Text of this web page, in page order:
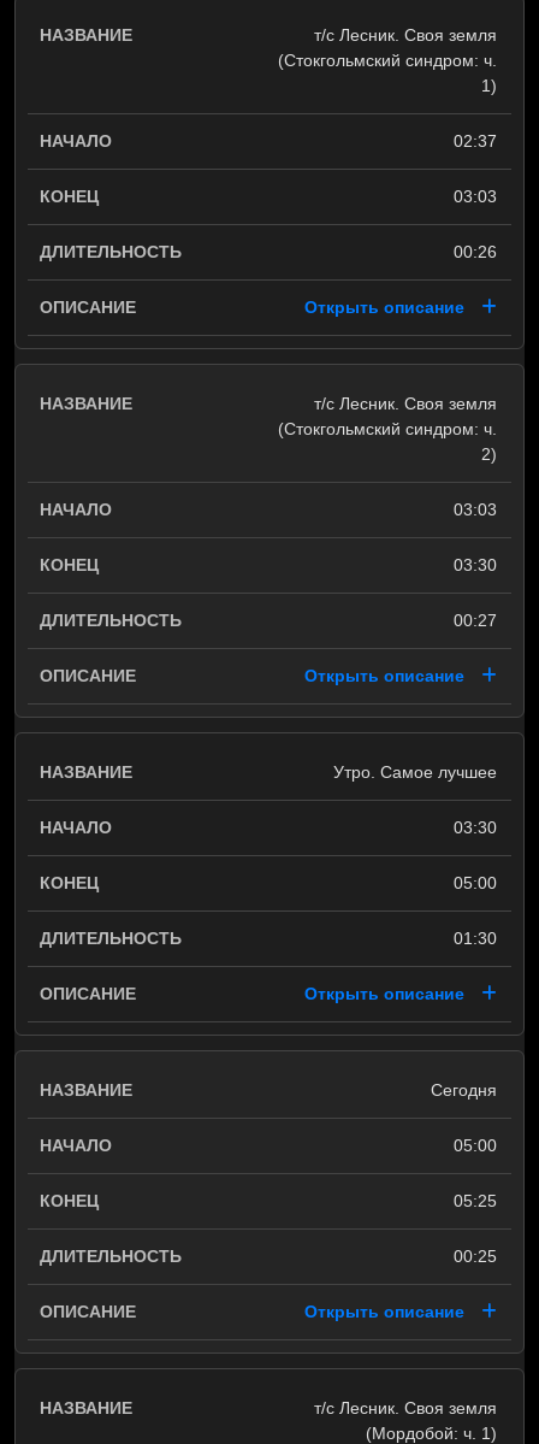
т/с Лесник. Своя земля
(Стокгольмский синдром: ч.
1)
02:37
03:03
00:26
Открыть описание
т/с Лесник. Своя земля
(Стокгольмский синдром: ч.
2)
03:03
03:30
00:27
Открыть описание
Утро. Самое лучшее
03:30
05:00
01:30
Открыть описание
Сегодня
05:00
05:25
00:25
Открыть описание
т/с Лесник. Своя земля
(Мордобой: ч. 1)